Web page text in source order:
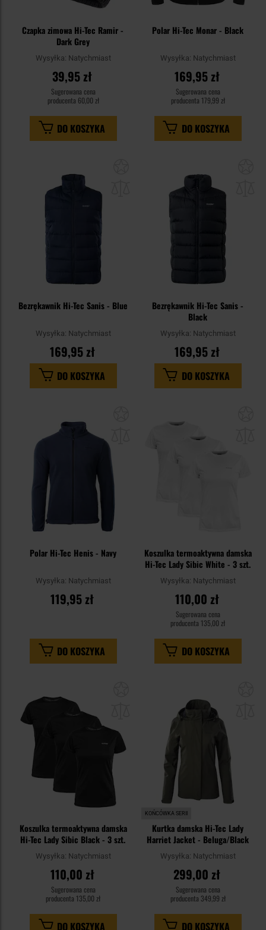
Czapka zimowa Hi-Tec Ramir -
Dark Grey
Wysyłka: Natychmiast
39,95 zł
Sugerowana cena
producenta 60,00 zł
DO KOSZYKA
Polar Hi-Tec Monar - Black
Wysyłka: Natychmiast
169,95 zł
Sugerowana cena
producenta 179,99 zł
DO KOSZYKA
schowka
Bezrękawnik Hi-Tec Sanis - Blue
Wysyłka: Natychmiast
169,95 zł
DO KOSZYKA
Bezrękawnik Hi-Tec Sanis -
Black
Wysyłka: Natychmiast
169,95 zł
DO KOSZYKA
Polar Hi-Tec Henis - Navy
Wysyłka: Natychmiast
119,95 zł
DO KOSZYKA
Koszulka termoaktywna damska
Hi-Tec Lady Sibic White - 3 szt.
Wysyłka: Natychmiast
110,00 zł
Sugerowana cena
producenta 135,00 zł
DO KOSZYKA
Koszulka termoaktywna damska
Hi-Tec Lady Sibic Black - 3 szt.
Wysyłka: Natychmiast
110,00 zł
Sugerowana cena
producenta 135,00 zł
DO KOSZYKA
KOŃCÓWKA SERII
Kurtka damska Hi-Tec Lady
Harriet Jacket - Beluga/Black
Wysyłka: Natychmiast
299,00 zł
Sugerowana cena
producenta 349,99 zł
DO KOSZYKA